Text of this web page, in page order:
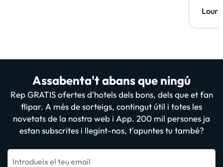
Assabenta't abans que ningú
Rep GRATIS ofertes d'hotels dels bons, dels que et fan
flipar. A més de sorteigs, contingut útil i totes les
novetats de la nostra web i App. 200 mil persones ja
estan subscrites i llegint-nos, t'apuntes tu també?
Introdueix el teu email